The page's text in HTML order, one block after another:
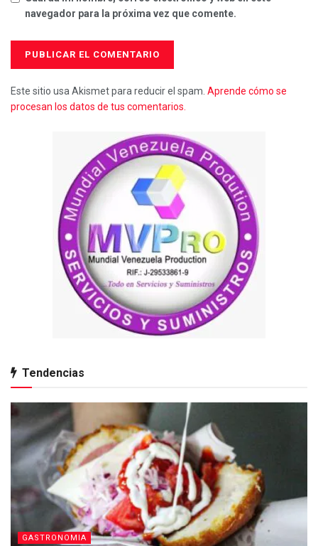
navegador para la próxima vez que comente.
Este sitio usa Akismet para reducir el spam. Aprende cómo se
procesan los datos de tus comentarios.
Tendencias
GASTRONOMIA